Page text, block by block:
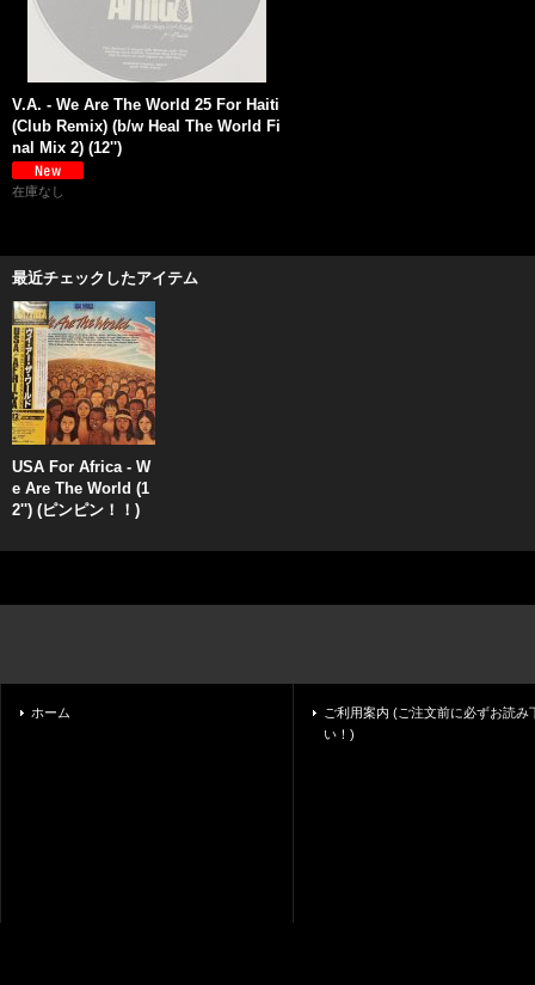
V.A. - We Are The World 25 For Haiti
(Club Remix) (b/w Heal The World Fi
nal Mix 2) (12'')
在庫なし
最近チェックしたアイテム
USA For Africa - W
e Are The World (1
2'') (ピンピン！！)
ホーム
ご利用案内 (ご注文前に必ずお読み
い！)